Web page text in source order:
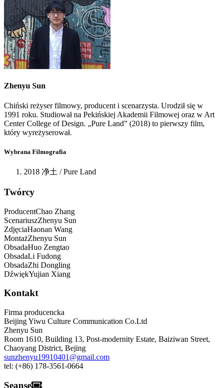
Zhenyu Sun
Chiński reżyser filmowy, producent i scenarzysta. Urodził się w
1991 roku. Studiował na Pekińskiej Akademii Filmowej oraz w Art
Center College of Design. „Pure Land” (2018) to pierwszy film,
który wyreżyserował.
Wybrana Filmografia
2018 净土 / Pure Land
Twórcy
ProducentChao Zhang
ScenariuszZhenyu Sun
ZdjęciaHaonan Wang
MontażZhenyu Sun
ObsadaHuo Zengtao
ObsadaLi Fudong
ObsadaZhi Dongling
DźwiękYujian Xiang
Kontakt
Firma producencka
Beijing Yiwu Culture Communication Co.Ltd
Zhenyu Sun
Room 1610, Building 13, Post-modernity Estate, Baiziwan Street,
Chaoyang District, Bejing
sunzhenyu19910401@gmail.com
tel: (+86) 178-3561-0664
Seanse